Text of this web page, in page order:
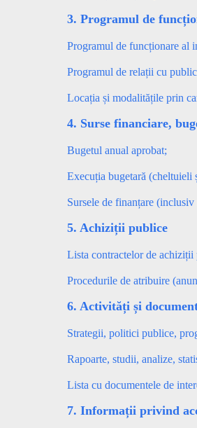
3. Programul de
Programul de funcționare al
Programul de relații cu
Locația și modalitățile prin
4. Surse financiare,
Bugetul anual aprobat;
Execuția bugetară (cheltuieli
Sursele de finanțare
5. Achiziții publice
Lista contractelor de
Procedurile de atribuire
6. Activități și
Strategii, politici publice,
Rapoarte, studii, analize,
Lista cu documentele de
7. Informații privind